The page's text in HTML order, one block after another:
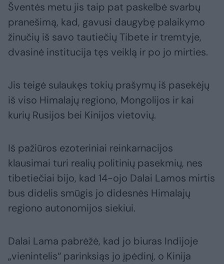
Šventės metu jis taip pat paskelbė svarbų
pranešimą, kad, gavusi daugybę palaikymo
žinučių iš savo tautiečių Tibete ir tremtyje,
dvasinė institucija tęs veiklą ir po jo mirties.
Jis teigė sulaukęs tokių prašymų iš pasekėjų
iš viso Himalajų regiono, Mongolijos ir kai
kurių Rusijos bei Kinijos vietovių.
Iš pažiūros ezoteriniai reinkarnacijos
klausimai turi realių politinių pasekmių, nes
tibetiečiai bijo, kad 14-ojo Dalai Lamos mirtis
bus didelis smūgis jo didesnės Himalajų
regiono autonomijos siekiui.
Dalai Lama pabrėžė, kad jo biuras Indijoje
„vienintelis“ parinksiąs jo įpėdinį, o Kinija